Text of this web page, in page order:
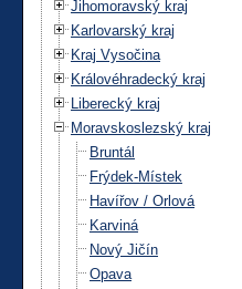
Jihomoravský kraj
Karlovarský kraj
Kraj Vysočina
Královéhradecký kraj
Liberecký kraj
Moravskoslezský kraj
Bruntál
Frýdek-Místek
Havířov / Orlová
Karviná
Nový Jičín
Opava